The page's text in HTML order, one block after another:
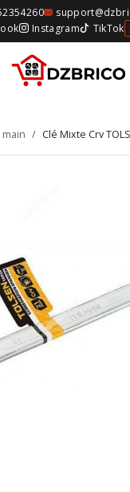
Instagram TikTok
main / Clé Mixte Crv